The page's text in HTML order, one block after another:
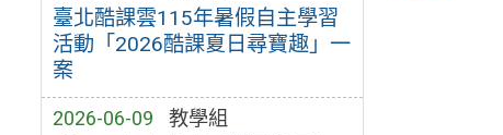
臺北酷課雲115年暑假自主學習
活動「2026酷課夏日尋寶趣」一
案
2026-06-09 教學組